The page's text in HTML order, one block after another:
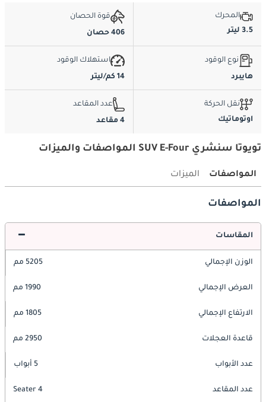
المحرك
3.5 ليتر
قوة الحصان
406 حصان
نوع الوقود
هايبرد
استهلاك الوقود
14 كم/ليتر
نقل الحركة
اوتوماتيك
عدد المقاعد
4 مقاعد
تويوتا سنشري SUV E-Four المواصفات والميزات
المواصفات الميزات
المواصفات
المقاسات
الوزن الإجمالي 5205 مم
العرض الإجمالي 1990 مم
الارتفاع الإجمالي 1805 مم
قاعدة العجلات 2950 مم
عدد الأبواب 5 أبواب
عدد المقاعد 4 Seater